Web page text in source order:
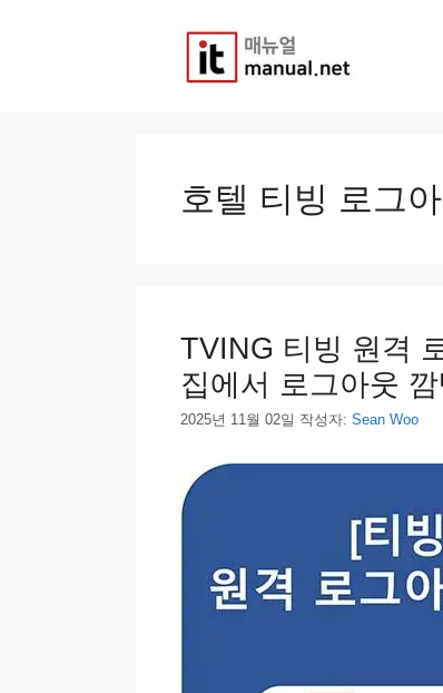
호텔 티빙 로그
TVING 티빙 원격
집에서 로그아웃
2025년 11월 02일 작성자: Sean Woo